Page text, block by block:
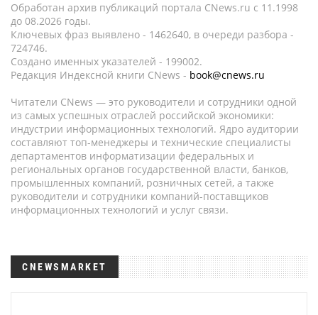
Обработан архив публикаций портала CNews.ru c 11.1998
до 08.2026 годы.
Ключевых фраз выявлено - 1462640, в очереди разбора -
724746.
Создано именных указателей - 199002.
Редакция Индексной книги CNews - book@cnews.ru
Читатели CNews — это руководители и сотрудники одной
из самых успешных отраслей российской экономики:
индустрии информационных технологий. Ядро аудитории
составляют топ-менеджеры и технические специалисты
департаментов информатизации федеральных и
региональных органов государственной власти, банков,
промышленных компаний, розничных сетей, а также
руководители и сотрудники компаний-поставщиков
информационных технологий и услуг связи.
CNEWSMARKET